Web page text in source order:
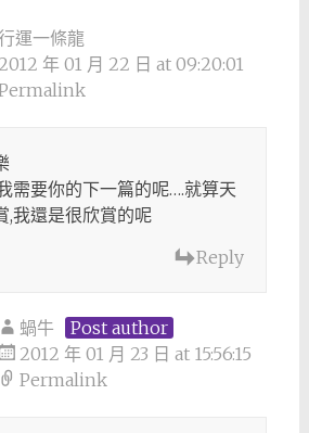
運一條龍
2012 年 01 月 22 日 at 09:20:01
需要你的下一篇的呢….就算天
,我還是很欣賞的呢
Reply
蝸牛
Post author
2012 年 01 月 23 日 at 15:56:15
Permalink